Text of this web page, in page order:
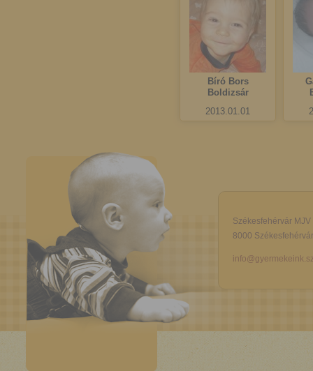
Bíró Bors
Boldizsár
2013.01.01
Székesfehérvár
8000